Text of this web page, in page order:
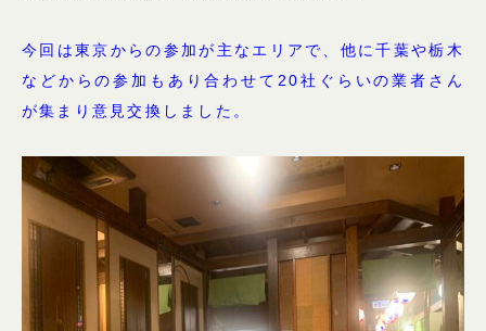
今回は東京からの参加が 主なエリアで、他に千葉や栃木
などからの参加もあり合わせて20社ぐらいの業者さん
が集まり意見交換しました。